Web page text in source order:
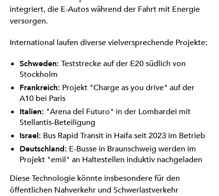
integriert, die E-Autos während der Fahrt mit Energie
versorgen.
International laufen diverse vielversprechende Projekte:
Schweden: Teststrecke auf der E20 südlich von
Stockholm
Frankreich: Projekt "Charge as you drive" auf der
A10 bei Paris
Italien: "Arena del Futuro" in der Lombardei mit
Stellantis-Beteiligung
Israel: Bus Rapid Transit in Haifa seit 2023 im Betrieb
Deutschland: E-Busse in Braunschweig werden im
Projekt "emil" an Haltestellen induktiv nachgeladen
Diese Technologie könnte insbesondere für den
öffentlichen Nahverkehr und Schwerlastverkehr